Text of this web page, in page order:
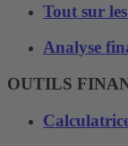
Tout sur
Analyse
OUTILS